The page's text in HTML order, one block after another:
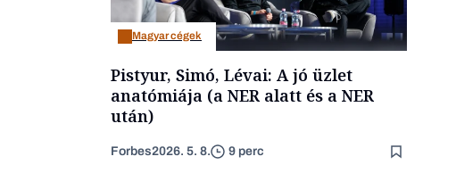
Magyar cégek
Pistyur, Simó, Lévai: A jó üzlet
anatómiája (a NER alatt és a NER
után)
Forbes2026. 5. 8. 9 perc